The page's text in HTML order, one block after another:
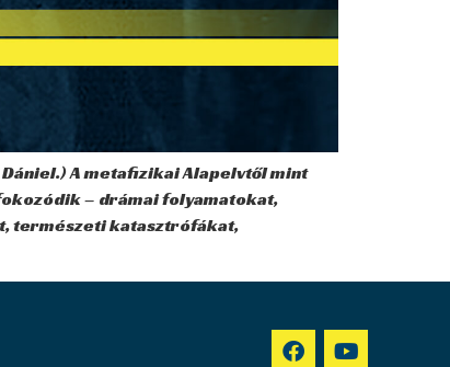
A metafizikai Alapelvtől mint
– drámai folyamatokat,
természeti katasztrófákat,